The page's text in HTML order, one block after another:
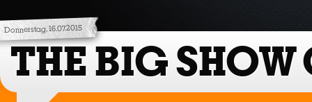
Donnerstag, 16.07.2015
THE BIG